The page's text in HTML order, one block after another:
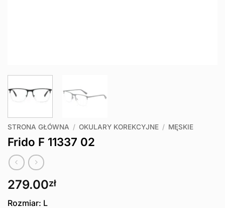
STRONA GŁÓWNA / OKULARY KOREKCYJNE / MĘSKIE
Frido F 11337 02
279.00zł
Rozmiar: L